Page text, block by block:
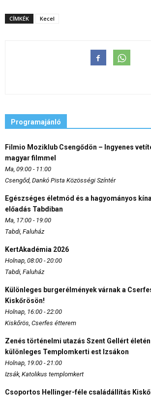
CÍMKÉK Kecel
Programajánló
Filmio Moziklub Csengődön – Ingyenes
magyar filmmel
Ma, 09:00 - 11:00
Csengőd, Dankó Pista Közösségi Színtér
Egészséges életmód és a hagyományos
előadás Tabdiban
Ma, 17:00 - 19:00
Tabdi, Faluház
KertAkadémia 2026
Holnap, 08:00 - 20:00
Tabdi, Faluház
Különleges burgerélmények várnak a
Kiskőrösön!
Holnap, 16:00 - 22:00
Kiskőrös, Cserfes étterem
Zenés történelmi utazás Szent Gellért
különleges Templomkerti est Izsákon
Holnap, 19:00 - 21:00
Izsák, Katolikus templomkert
Csoportos Hellinger-féle családállítás